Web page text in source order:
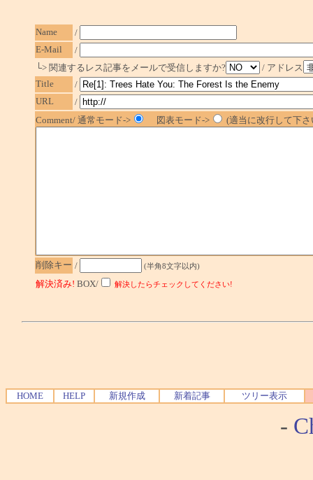
Name
/
E-Mail
/
└> 関連するレス記事をメールで受信しますか?
/ アドレス
Title
/
URL
/
Comment/ 通常モード->
図表モード-> (適当に改行して下
削除キー / (半角8文字以内)
解決済み! BOX/ 解決したらチェックしてください!
HOME HELP 新規作成 新着記事 ツリー表示
-